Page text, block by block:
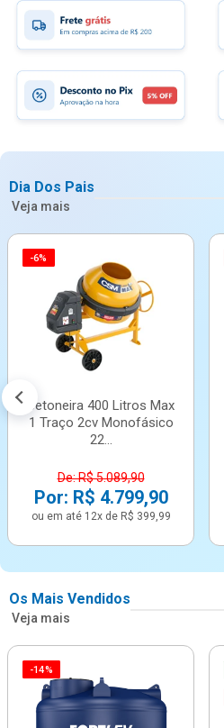
Dia Dos Pais
Veja mais
-6%
Betoneira 400 Litros Max
1 Traço 2cv Monofásico
22...
De: R$ 5.089,90
Por: R$ 4.799,90
ou em até 12x de R$ 399,99
Os Mais Vendidos
Veja mais
-14%